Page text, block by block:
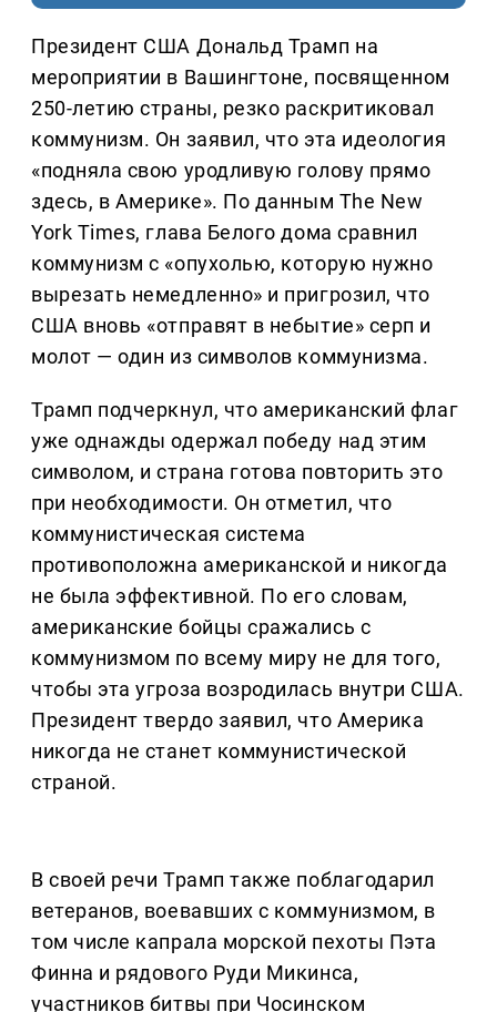
Президент США Дональд Трамп на
мероприятии в Вашингтоне, посвященном
250-летию страны, резко раскритиковал
коммунизм. Он заявил, что эта идеология
«подняла свою уродливую голову прямо
здесь, в Америке». По данным The New
York Times, глава Белого дома сравнил
коммунизм с «опухолью, которую нужно
вырезать немедленно» и пригрозил, что
США вновь «отправят в небытие» серп и
молот — один из символов коммунизма.
Трамп подчеркнул, что американский флаг
уже однажды одержал победу над этим
символом, и страна готова повторить это
при необходимости. Он отметил, что
коммунистическая система
противоположна американской и никогда
не была эффективной. По его словам,
американские бойцы сражались с
коммунизмом по всему миру не для того,
чтобы эта угроза возродилась внутри США.
Президент твердо заявил, что Америка
никогда не станет коммунистической
страной.
В своей речи Трамп также поблагодарил
ветеранов, воевавших с коммунизмом, в
том числе капрала морской пехоты Пэта
Финна и рядового Руди Микинса,
участников битвы при Чосинском